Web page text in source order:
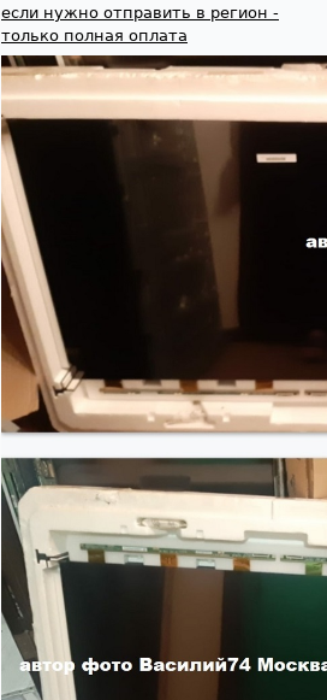
если нужно отправить в регион -
только полная оплата